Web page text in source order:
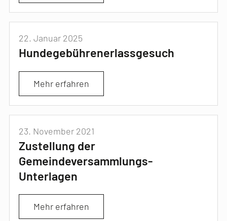
22. Januar 2025
Hundegebührenerlassgesuch
Mehr erfahren
23. November 2021
Zustellung der
Gemeindeversammlungs-
Unterlagen
Mehr erfahren